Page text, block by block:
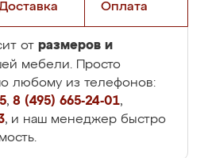
Оплата
от размеров и
мебели. Просто
любому из телефонов:
, 8 (495) 665-24-01,
, и наш менеджер быстро